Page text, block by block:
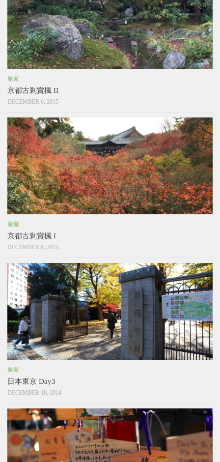
旅遊
京都古剎賞楓 II
DECEMBER 6, 2015
旅遊
京都古剎賞楓 I
DECEMBER 6, 2015
旅遊
日本東京 Day3
DECEMBER 18, 2014